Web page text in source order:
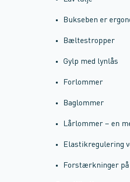
Bukseben er
Bæltestropper
Gylp med lynlås
Forlommer
Baglommer
Lårlommer – en
Elastikregulering
Forstærkninger